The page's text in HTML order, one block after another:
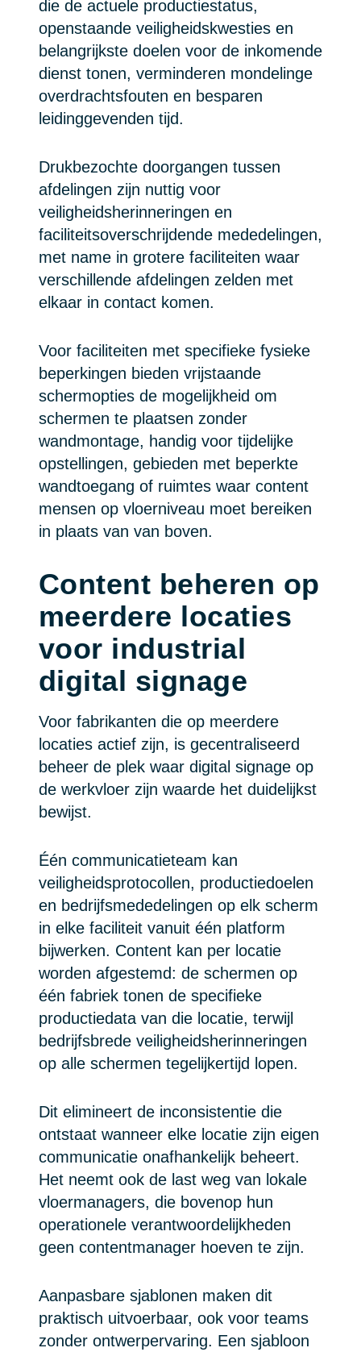
die de actuele productiestatus,
openstaande veiligheidskwesties en
belangrijkste doelen voor de inkomende
dienst tonen, verminderen mondelinge
overdrachtsfouten en besparen
leidinggevenden tijd.
Drukbezochte doorgangen tussen
afdelingen zijn nuttig voor
veiligheidsherinneringen en
faciliteitsoverschrijdende mededelingen,
met name in grotere faciliteiten waar
verschillende afdelingen zelden met
elkaar in contact komen.
Voor faciliteiten met specifieke fysieke
beperkingen bieden vrijstaande
schermopties de mogelijkheid om
schermen te plaatsen zonder
wandmontage, handig voor tijdelijke
opstellingen, gebieden met beperkte
wandtoegang of ruimtes waar content
mensen op vloerniveau moet bereiken
in plaats van van boven.
Content beheren op
meerdere locaties
voor industrial
digital signage
Voor fabrikanten die op meerdere
locaties actief zijn, is gecentraliseerd
beheer de plek waar digital signage op
de werkvloer zijn waarde het duidelijkst
bewijst.
Één communicatieteam kan
veiligheidsprotocollen, productiedoelen
en bedrijfsmededelingen op elk scherm
in elke faciliteit vanuit één platform
bijwerken. Content kan per locatie
worden afgestemd: de schermen op
één fabriek tonen de specifieke
productiedata van die locatie, terwijl
bedrijfsbrede veiligheidsherinneringen
op alle schermen tegelijkertijd lopen.
Dit elimineert de inconsistentie die
ontstaat wanneer elke locatie zijn eigen
communicatie onafhankelijk beheert.
Het neemt ook de last weg van lokale
vloermanagers, die bovenop hun
operationele verantwoordelijkheden
geen contentmanager hoeven te zijn.
Aanpasbare sjablonen maken dit
praktisch uitvoerbaar, ook voor teams
zonder ontwerpervaring. Een sjabloon